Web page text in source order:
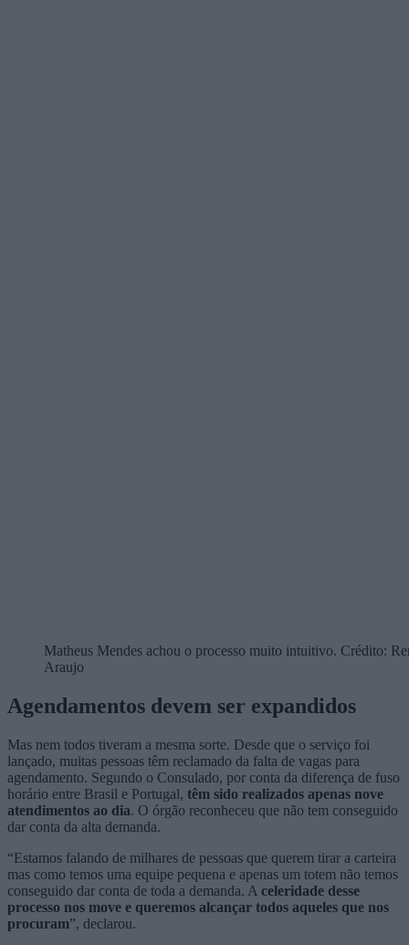
Matheus Mendes achou o processo muito intuitivo. Crédito:
Araujo
Agendamentos devem ser expandidos
Mas nem todos tiveram a mesma sorte. Desde que o serviço foi
lançado, muitas pessoas têm reclamado da falta de vagas para
agendamento. Segundo o Consulado, por conta da diferença de fuso
horário entre Brasil e Portugal, têm sido realizados apenas nove
atendimentos ao dia. O órgão reconheceu que não tem conseguido
dar conta da alta demanda.
“Estamos falando de milhares de pessoas que querem tirar a carteira
mas como temos uma equipe pequena e apenas um totem não temos
conseguido dar conta de toda a demanda. A celeridade desse
processo nos move e queremos alcançar todos aqueles que nos
procuram”, declarou.